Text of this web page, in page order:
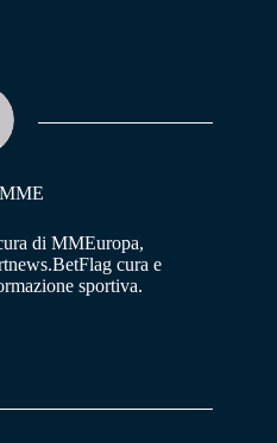
di MMEuropa,
cura e
sportiva.